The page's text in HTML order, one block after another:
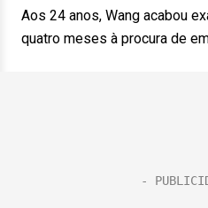
Aos 24 anos, Wang acabou
quatro meses à procura de